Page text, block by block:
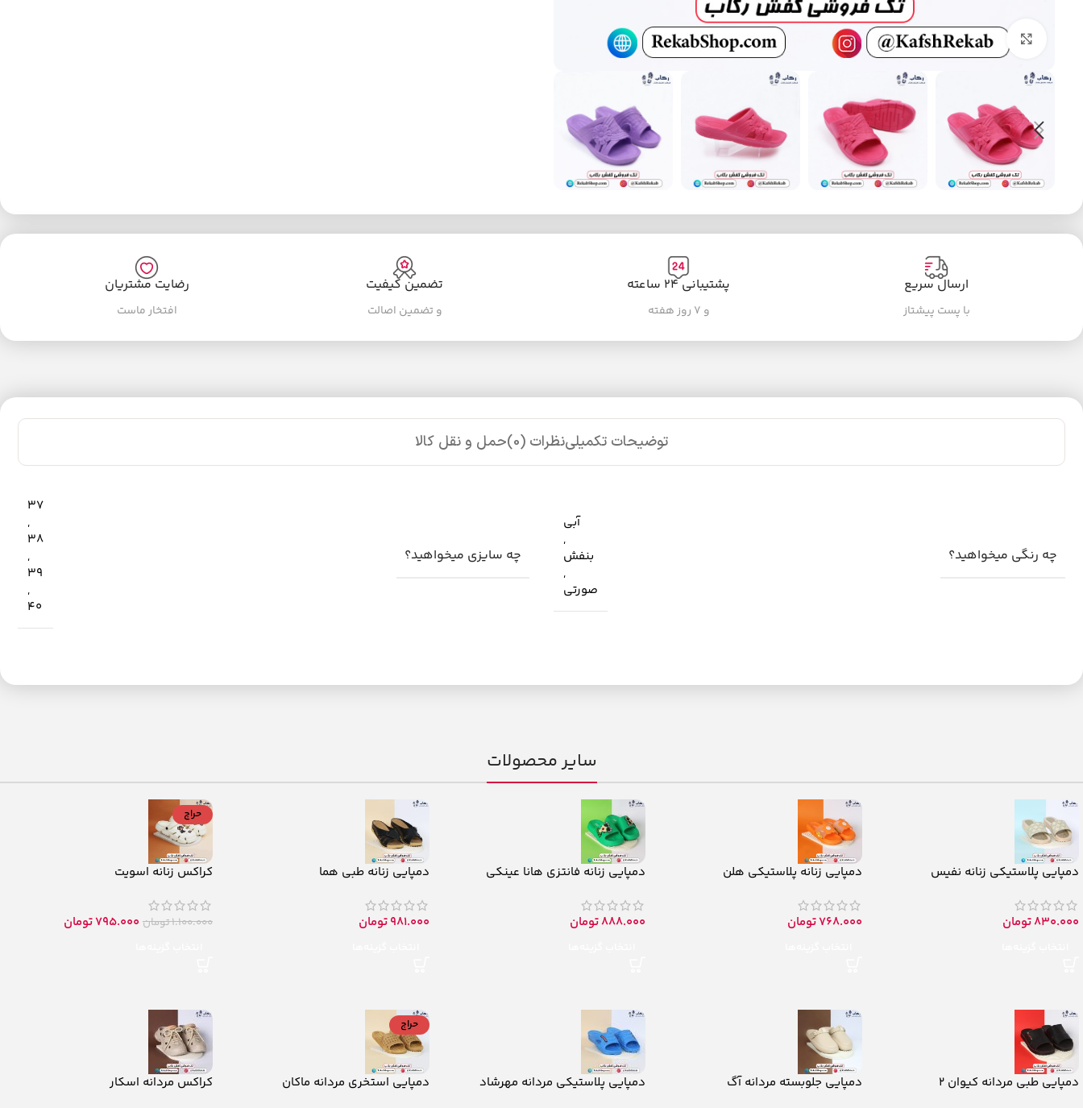
بزرگنمایی تصویر
ارسال سریع
با پست پیشتاز
پشتیبانی ۲۴ ساعته
و ۷ روز هفته
تضمین کیفیت
و تضمین اصالت
رضایت مشتریان
افتخار ماست
توضیحات تکمیلینظرات (0) حمل و نقل کالا
چه رنگی میخواهید؟
آبی
,
بنفش
,
صورتی
چه سایزی میخواهید؟
37
,
38
,
39
,
40
سایر محصولات
دمپایی پلاستیکی زنانه نفیس
830.000تومان
دمپایی زنانه پلاستیکی هلن
768.000تومان
دمپایی زنانه فانتزی هانا عینکی
888.000تومان
دمپایی زنانه طبی هما
981.000تومان
حراج
کراکس زنانه اسویت
1.100.000تومان 795.000تومان
دمپایی طبی مردانه کیوان 2 دمپایی جلوبسته مردانه آگ دمپایی پلاستیکی مردانه مهرشاد
حراج
دمپایی استخری مردانه ماکان کراکس مردانه اسکار